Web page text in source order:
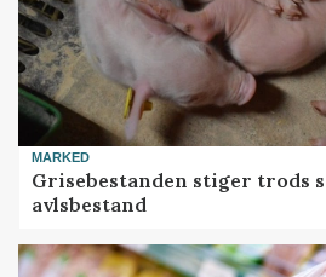
MARKED
Grisebestanden stiger trods
avlsbestand